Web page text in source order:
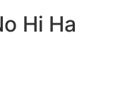
Hi Ha